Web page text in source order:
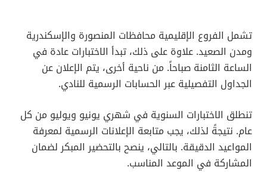
تشمل الفروع الإقليمية محافظات المنصورة والإسكندرية
ومدن الصعيد. علاوة على ذلك، تبدأ الاختبارات عادة في
الساعة الثامنة صباحاً. من ناحية أخرى، يتم الإعلان عن
الجداول التفصيلية عبر الحسابات الرسمية للنادي.
تنطلق الاختبارات السنوية في شهري يونيو ويوليو من كل
عام. نتيجةً لذلك، يجب متابعة الإعلانات الرسمية لمعرفة
المواعيد الدقيقة. بالتالي، ينصح بالتحضير المبكر لضمان
المشاركة في الموعد المناسب.